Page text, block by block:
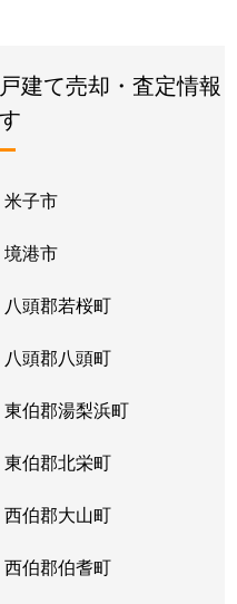
建て売却・査定情報
米子市
境港市
八頭郡若桜町
八頭郡八頭町
東伯郡湯梨浜町
東伯郡北栄町
西伯郡大山町
西伯郡伯耆町